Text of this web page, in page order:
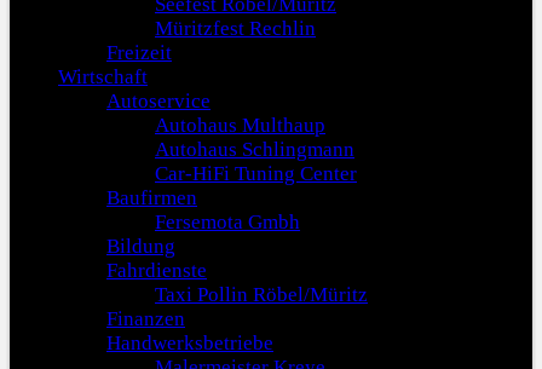
Müritzfest Rechlin
Freizeit
Wirtschaft
Autoservice
Autohaus Multhaup
Autohaus Schlingmann
Car-HiFi Tuning Center
Baufirmen
Fersemota Gmbh
Bildung
Fahrdienste
Taxi Pollin Röbel/Müritz
Finanzen
Handwerksbetriebe